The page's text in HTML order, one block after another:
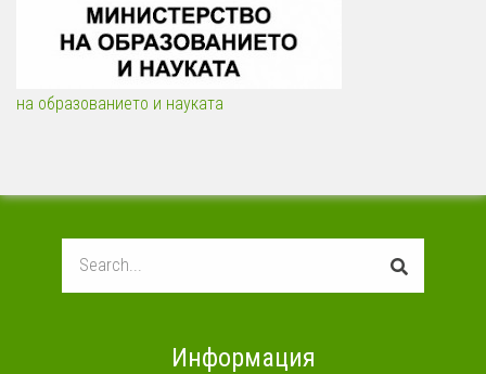
на образованието и науката
Информация